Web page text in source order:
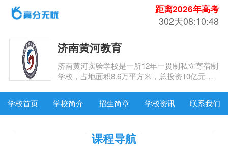
距离2026年高考
302天08:10:48
济南黄河教育
济南黄河实验学校是一所12年一贯制私立寄宿制
学校，占地面积8.6万平方米，总投资10亿元，
验室、数字化图书馆及智慧校园系统。每间教室
配备多媒体教学设备，并自主研发“智慧放学系
理想的求学之地。
学校首页 学校简介 招生简章 学校资讯 联系我们
课程导航